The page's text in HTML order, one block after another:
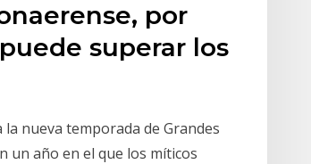
por
superar los
nueva temporada de Grandes
un año en el que los míticos